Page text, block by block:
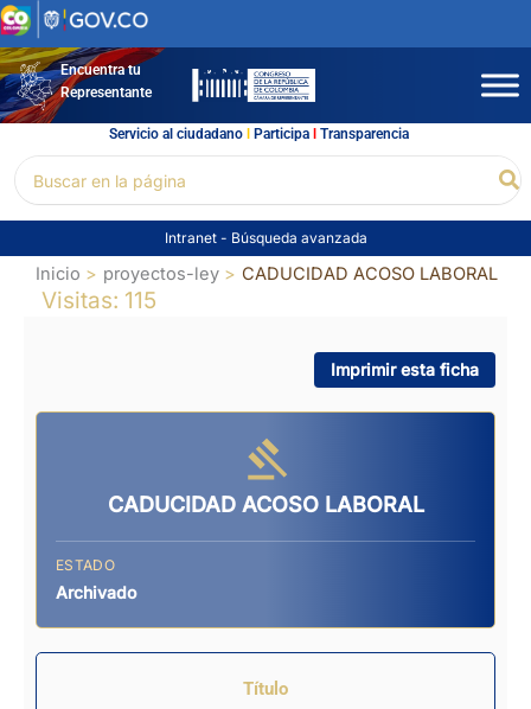
Ir
al
contenidoEncuentra tu
Representante
Servicio al ciudadano l Participal Transparencia
por:
Intranet - Búsqueda avanzada
Inicio proyectos-ley CADUCIDAD ACOSO LABORAL
Visitas: 115
Imprimir esta ficha
CADUCIDAD ACOSO LABORAL
ESTADO
Archivado
Título